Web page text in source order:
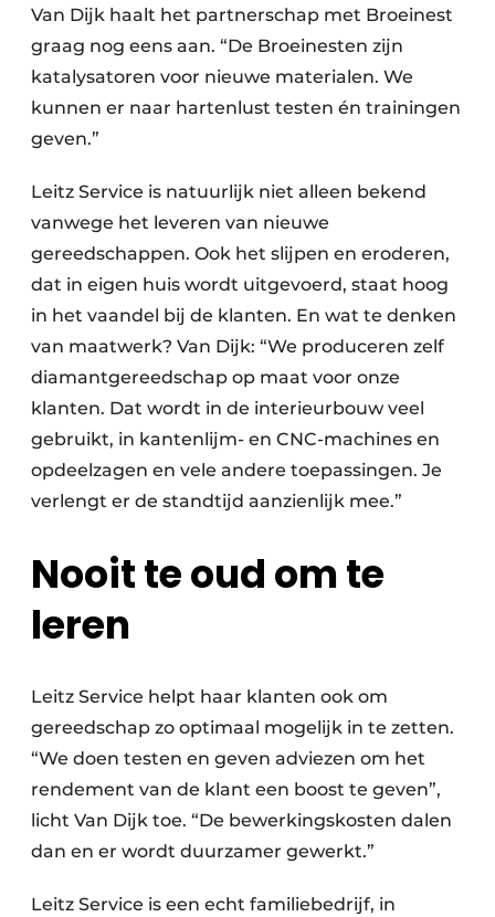
Van Dijk haalt het partnerschap met Broeinest
graag nog eens aan. “De Broeinesten zijn
katalysatoren voor nieuwe materialen. We
kunnen er naar hartenlust testen én trainingen
geven.”
Leitz Service is natuurlijk niet alleen bekend
vanwege het leveren van nieuwe
gereedschappen. Ook het slijpen en eroderen,
dat in eigen huis wordt uitgevoerd, staat hoog
in het vaandel bij de klanten. En wat te denken
van maatwerk? Van Dijk: “We produceren zelf
diamantgereedschap op maat voor onze
klanten. Dat wordt in de interieurbouw veel
gebruikt, in kantenlijm- en CNC-machines en
opdeelzagen en vele andere toepassingen. Je
verlengt er de standtijd aanzienlijk mee.”
Nooit te oud om te
leren
Leitz Service helpt haar klanten ook om
gereedschap zo optimaal mogelijk in te zetten.
“We doen testen en geven adviezen om het
rendement van de klant een boost te geven”,
licht Van Dijk toe. “De bewerkingskosten dalen
dan en er wordt duurzamer gewerkt.”
Leitz Service is een echt familiebedrijf, in